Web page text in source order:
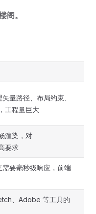
阁。
量路径、布局约束、
工程量巨大
渲染，对
要求
要毫秒级响应，前端
、Adobe 等工具的